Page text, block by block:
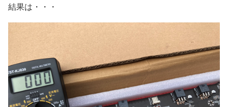
結果は・・・